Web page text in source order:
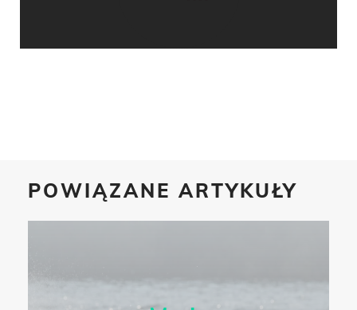
POWIĄZANE ARTYKUŁY